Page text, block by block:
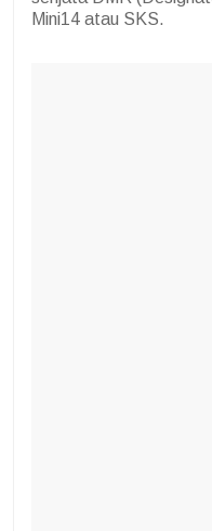
Mini14 atau SKS.